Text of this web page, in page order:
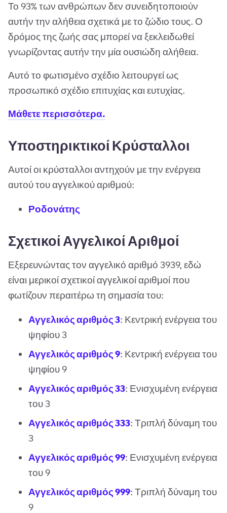
Το 93% των ανθρώπων δεν συνειδητοποιούν
αυτήν την αλήθεια σχετικά με το ζώδιο τους. Ο
δρόμος της ζωής σας μπορεί να ξεκλειδωθεί
γνωρίζοντας αυτήν την μία ουσιώδη αλήθεια.
Αυτό το φωτισμένο σχέδιο λειτουργεί ως
προσωπικό σχέδιο επιτυχίας και ευτυχίας.
Μάθετε περισσότερα.
Υποστηρικτικοί Κρύσταλλοι
Αυτοί οι κρύσταλλοι αντηχούν με την ενέργεια
αυτού του αγγελικού αριθμού:
Ροδονάτης
Σχετικοί Αγγελικοί Αριθμοί
Εξερευνώντας τον αγγελικό αριθμό 3939, εδώ
είναι μερικοί σχετικοί αγγελικοί αριθμοί που
φωτίζουν περαιτέρω τη σημασία του:
Αγγελικός αριθμός 3: Κεντρική ενέργεια του
ψηφίου 3
Αγγελικός αριθμός 9: Κεντρική ενέργεια του
ψηφίου 9
Αγγελικός αριθμός 33: Ενισχυμένη ενέργεια
του 3
Αγγελικός αριθμός 333: Τριπλή δύναμη του
3
Αγγελικός αριθμός 99: Ενισχυμένη ενέργεια
του 9
Αγγελικός αριθμός 999: Τριπλή δύναμη του
9